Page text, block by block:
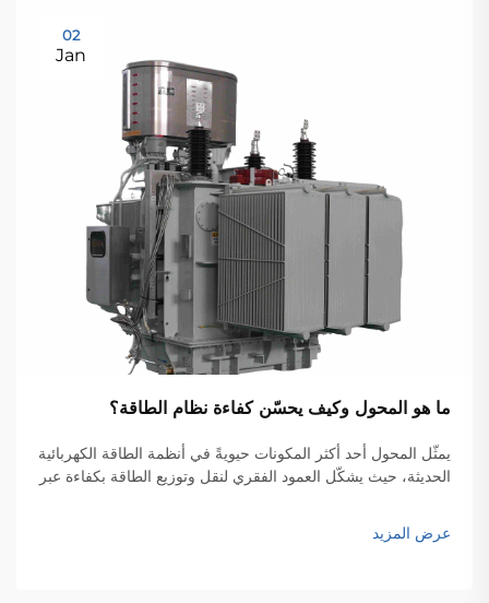
02
Jan
ما هو المحول وكيف يحسّن كفاءة نظام الطاقة؟
يمثّل المحول أحد أكثر المكونات حيويةً في أنظمة الطاقة الكهربائية
الحديثة، حيث يشكّل العمود الفقري لنقل وتوزيع الطاقة بكفاءة عبر
السلس للجهد الكهربائي بين المستويات المختلفة...
عرض المزيد